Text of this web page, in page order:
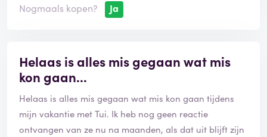
Nogmaals kopen?
Ja
Helaas is alles mis gegaan wat mis
kon gaan...
Helaas is alles mis gegaan wat mis kon gaan tijdens
mijn vakantie met Tui. Ik heb nog geen reactie
ontvangen van ze nu na maanden, als dat uit blijft zijn